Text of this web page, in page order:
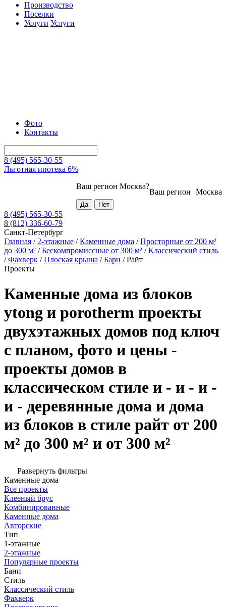
Производство
Поселки
Услуги Услуги
Фото
Контакты
8 (495) 565-30-55
Льготная ипотека 6%
Москва
Ваш регион
Ваш регион Москва?
8 (495) 565-30-55
8 (812) 336-60-79
Санкт-Петербург
Главная / 2-этажные /Каменные дома /Просторные от 200 м²
до 300 м² /Бескомпромиссные от 300 м² /Классический стиль
/Фахверк /Плоская крыша /Барн /Райт
Проекты
Каменные дома из блоков
ytong и porotherm проекты
двухэтажных домов под ключ
с планом, фото и цены -
проекты домов в
классическом стиле и - и - и -
и - деревянные дома и дома
из блоков в стиле райт от 200
м² до 300 м² и от 300 м²
Развернуть фильтры
Каменные дома
Все проекты
Клееный брус
Комбинированные
Каменные дома
Авторские
Тип
1-этажные
2-этажные
Популярные проекты
Бани
Стиль
Классический стиль
Фахверк